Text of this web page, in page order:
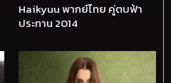
Haikyuu พากย์ไทย คู่ตบฟ้า
ประทาน 2014